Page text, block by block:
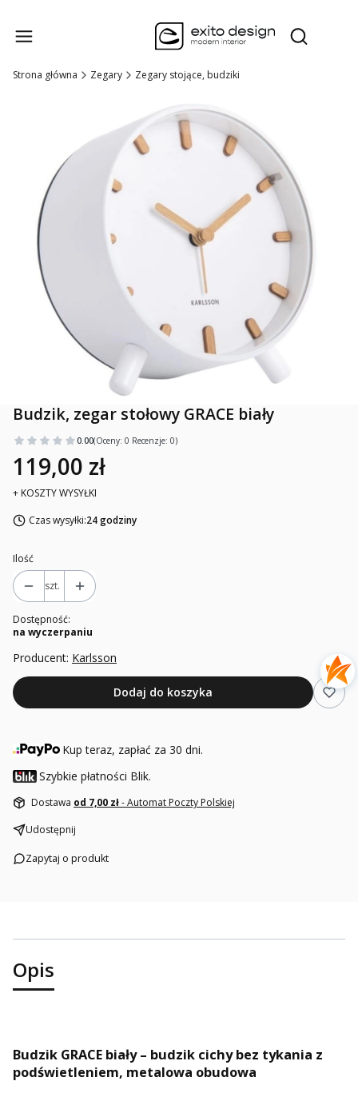
Otwórz
Strona główna Zegary Zegary stojące, budziki
Budzik, zegar stołowy GRACE biały
0.00(Oceny: 0 Recenzje: 0)
119,00 zł
+ KOSZTY WYSYŁKI
Czas wysyłki:24 godziny
Ilość
szt.
Dostępność:
na wyczerpaniu
Producent: Karlsson
Dodaj do koszyka
Kup teraz, zapłać za 30 dni.
Szybkie płatności Blik.
Dostawa od 7,00 zł- Automat Poczty Polskiej
Udostępnij
Zapytaj o produkt
Opis
Budzik GRACE biały – budzik cichy bez tykania z
podświetleniem, metalowa obudowa